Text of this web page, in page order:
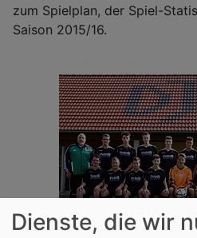
zum Spielplan, der Spiel-
Saison 2015/16.
Dienste, die wir